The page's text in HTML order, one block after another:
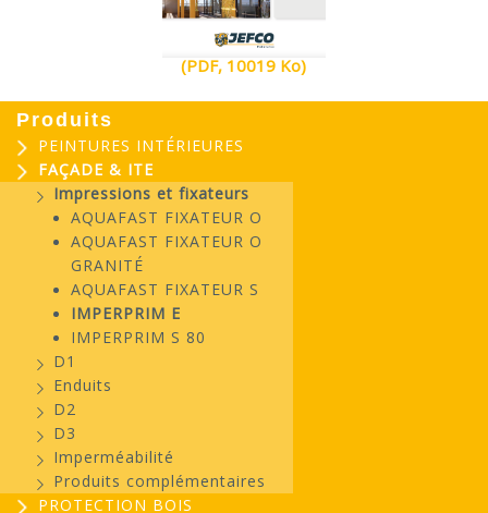
(PDF, 10019 Ko)
Produits
PEINTURES INTÉRIEURES
FAÇADE & ITE
Impressions et fixateurs
AQUAFAST FIXATEUR O
AQUAFAST FIXATEUR O
GRANITÉ
AQUAFAST FIXATEUR S
IMPERPRIM E
IMPERPRIM S 80
D1
Enduits
D2
D3
Imperméabilité
Produits complémentaires
PROTECTION BOIS